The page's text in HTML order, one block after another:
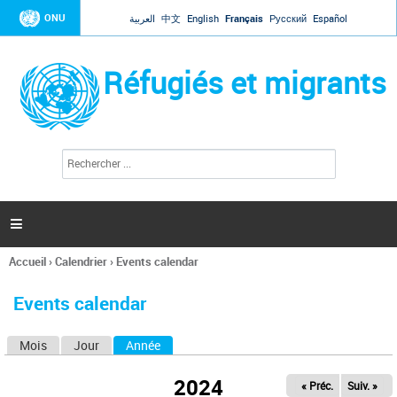
Jump to navigation
ONU العربية 中文 English Français Русский Español
Réfugiés et migrants
l
c
h
e

Vous
ici
Accueil›Calendrier› Events calendar
Events calendar
Mois Jour Année
2024 « Préc. Suiv. »